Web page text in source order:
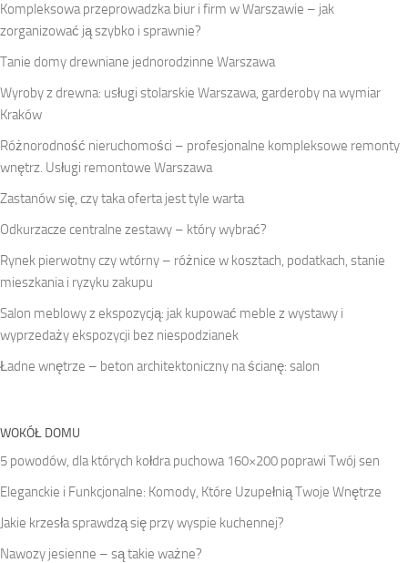
Kompleksowa przeprowadzka biur i firm w Warszawie – jak
zorganizować ją szybko i sprawnie?
Tanie domy drewniane jednorodzinne Warszawa
Wyroby z drewna: usługi stolarskie Warszawa, garderoby na wymiar
Kraków
Różnorodność nieruchomości – profesjonalne kompleksowe remonty
wnętrz. Usługi remontowe Warszawa
Zastanów się, czy taka oferta jest tyle warta
Odkurzacze centralne zestawy – który wybrać?
Rynek pierwotny czy wtórny – różnice w kosztach, podatkach, stanie
mieszkania i ryzyku zakupu
Salon meblowy z ekspozycją: jak kupować meble z wystawy i
wyprzedaży ekspozycji bez niespodzianek
Ładne wnętrze – beton architektoniczny na ścianę: salon
WOKÓŁ DOMU
5 powodów, dla których kołdra puchowa 160×200 poprawi Twój sen
Eleganckie i Funkcjonalne: Komody, Które Uzupełnią Twoje Wnętrze
Jakie krzesła sprawdzą się przy wyspie kuchennej?
Nawozy jesienne – są takie ważne?